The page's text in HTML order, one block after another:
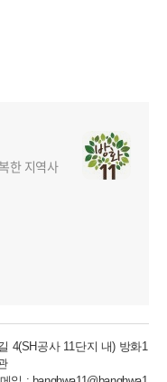
한 지역사
4(SH공사 11단지 내) 방화1